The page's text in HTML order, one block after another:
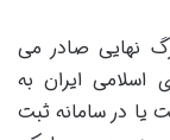
نهایی صادر می
ایران به
یا در سامانه ثبت